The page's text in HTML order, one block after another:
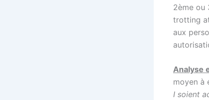
2ème ou
trotting
aux
Analyse
moyen à
I soient